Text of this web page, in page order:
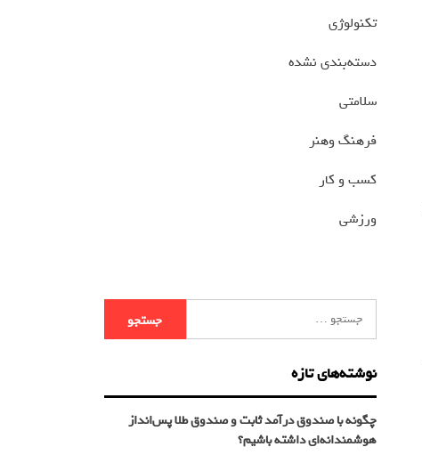
تکنولوژی
دسته‌بندی نشده
سلامتی
فرهنگ وهنر
کسب و کار
ورزشی
نوشته‌های تازه
چگونه با صندوق درآمد ثابت و صندوق طلا پس‌انداز
هوشمندانه‌ای داشته باشیم؟